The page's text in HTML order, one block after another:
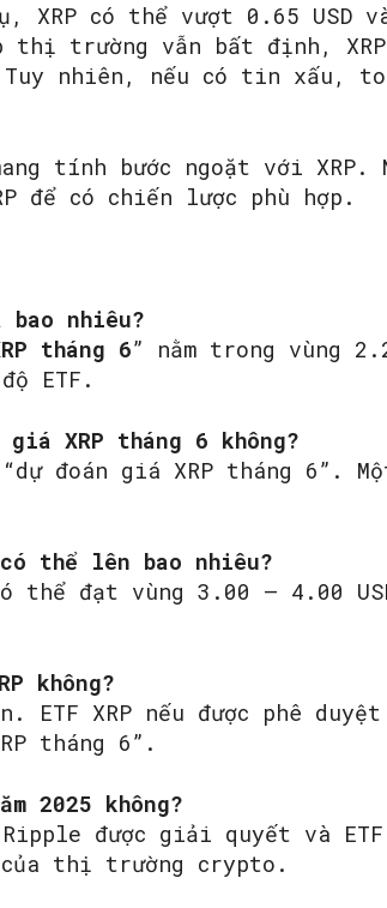
có thể vượt 0.65 USD
thị trường vẫn bất định,
nhiên, nếu có tin xấu,
tính bước ngoặt với XRP.
để có chiến lược phù hợp.
nhiêu?
tháng 6” nằm trong vùng
ETF.
XRP tháng 6 không?
đoán giá XRP tháng 6”.
thể lên bao nhiêu?
thể đạt vùng 3.00 – 4.00
không?
XRP nếu được phê
tháng 6”.
2025 không?
được giải quyết và ETF
của thị trường crypto.